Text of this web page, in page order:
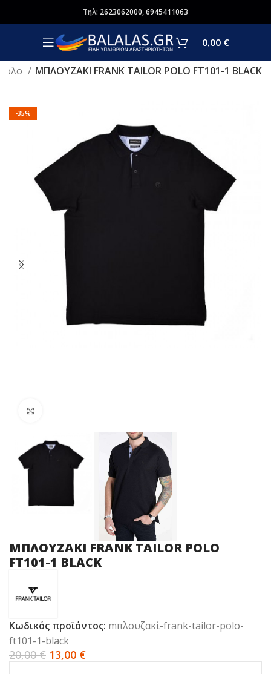
Τηλ: 2623062000,6945411063
0,00 €
ΜΠΛΟΥΖΑΚΙ FRANK TAILOR POLO FT101-1 BLACK
-35%
ΜΠΛΟΥΖΑΚΙ FRANK TAILOR POLO
FT101-1 BLACK
Κωδικός προϊόντος: mπλουζακί-frank-tailor-polo-
ft101-1-black
20,00€ 13,00 €